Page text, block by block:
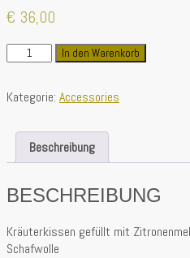
€ 36,00
Kräuterkissen
olive
In den Warenkorb
Kategorie: Accessories
Beschreibung
BESCHREIBUNG
Kräuterkissen gefüllt mit
Schafwolle